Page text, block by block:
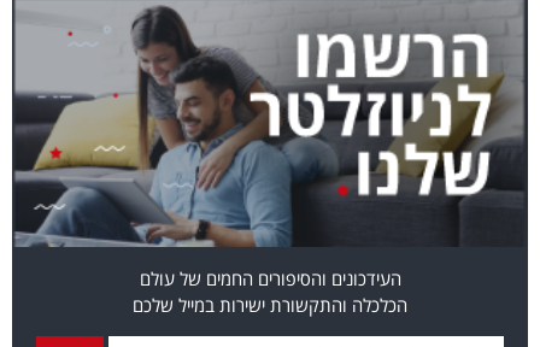
העידכונים והסיפורים החמים של עולם
הכלכלה והתקשורת ישירות במייל שלכם